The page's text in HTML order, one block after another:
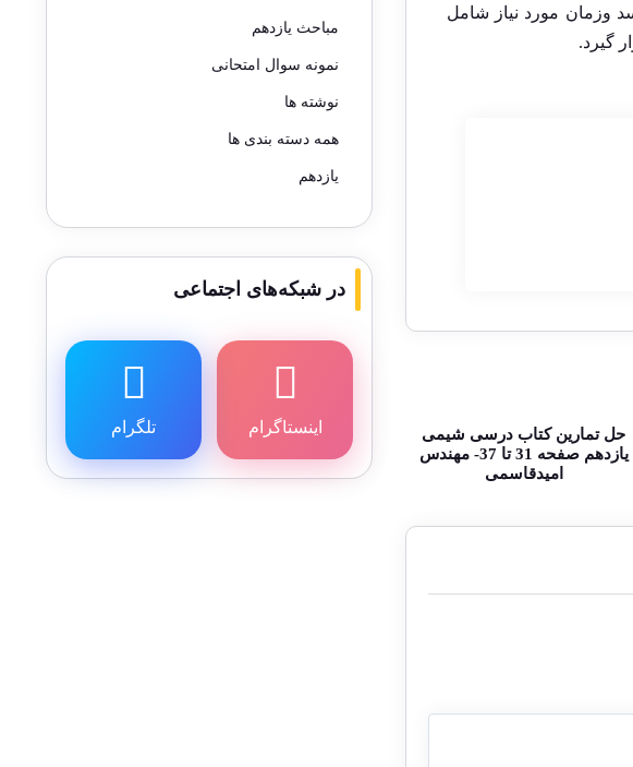
وزمان مورد نیاز شامل
گیرد.
حل تمارین کتاب درسی شیمی
یازدهم صفحه 31 تا 37- مهندس
امیدقاسمی
مباحث یازدهم
نمونه سوال امتحانی
نوشته ها
همه دسته بندی ها
یازدهم
در شبکه‌های اجتماعی
اینستاگرام تلگرام